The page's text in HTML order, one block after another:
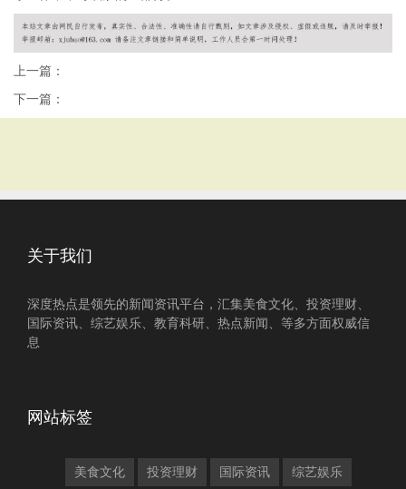
上一篇：
下一篇：
关于我们
深度热点是领先的新闻资讯平台，汇集美食文化、投资理财、
国际资讯、综艺娱乐、教育科研、热点新闻、等多方面权威信
息
网站标签
美食文化 投资理财 国际资讯 综艺娱乐